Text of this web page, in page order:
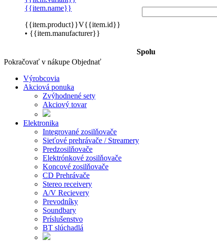
{{item.name}}
{{item.product}}V{{item.id}}
• {{item.manufacturer}}
Spolu
Pokračovať v nákupe Objednať
Výrobcovia
Akciová ponuka
Zvýhodnené sety
Akciový tovar
Elektronika
Integrované zosilňovače
Sieťové prehrávače / Streamery
Predzosilňovače
Elektrónkové zosilňovače
Koncové zosilňovače
CD Prehrávače
Stereo receivery
A/V Recievery
Prevodníky
Soundbary
Príslušenstvo
BT slúchadlá